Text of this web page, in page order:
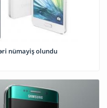
nümayiş olundu